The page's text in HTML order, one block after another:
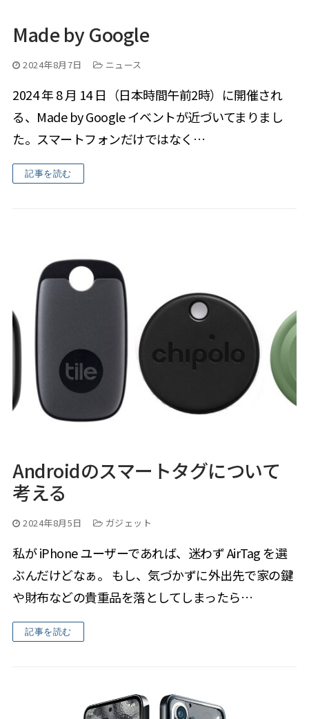
Made by Google
2024年8月7日 ニュース
2024 年 8 月 14 日（日本時間午前2時）に開催され
る、Made by Google イベントが近づいてまりまし
た。スマートフォンだけではなく…
記事を読む
Androidのスマートタグについて
考える
2024年8月5日 ガジェット
私が iPhone ユーザーであれば、迷わず AirTag を選
ぶんだけどなぁ。 もし、気づかずに外出先で家の鍵
や財布などの貴重品を落としてしまったら…
記事を読む